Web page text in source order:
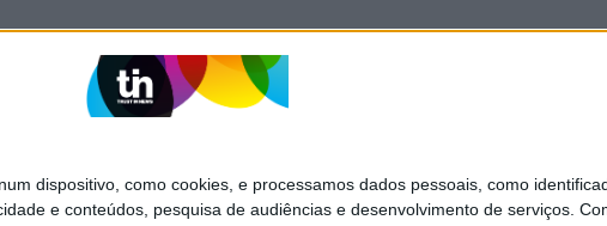
dispositivo, como cookies, e processamos dados pessoais, como
e conteúdos, pesquisa de audiências e desenvolvimento de serviços.
DO GRUPO TRUST IN NEWS
TV Mais Visão Saúde Visão +